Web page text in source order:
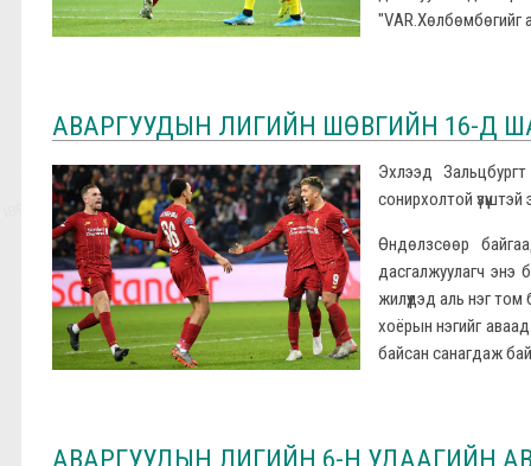
"VAR.Хөлбөмбөгийг
АВАРГУУДЫН ЛИГИЙН ШӨВГИЙН 16-Д
Эхлээд Зальцбургт
сонирхолтой
Өндөлзсөөр
дасгалжуулагч энэ
жилүүдэд аль нэг
хоёрын нэгийг
байсан санагдаж
АВАРГУУДЫН ЛИГИЙН 6-Н УДААГИЙН